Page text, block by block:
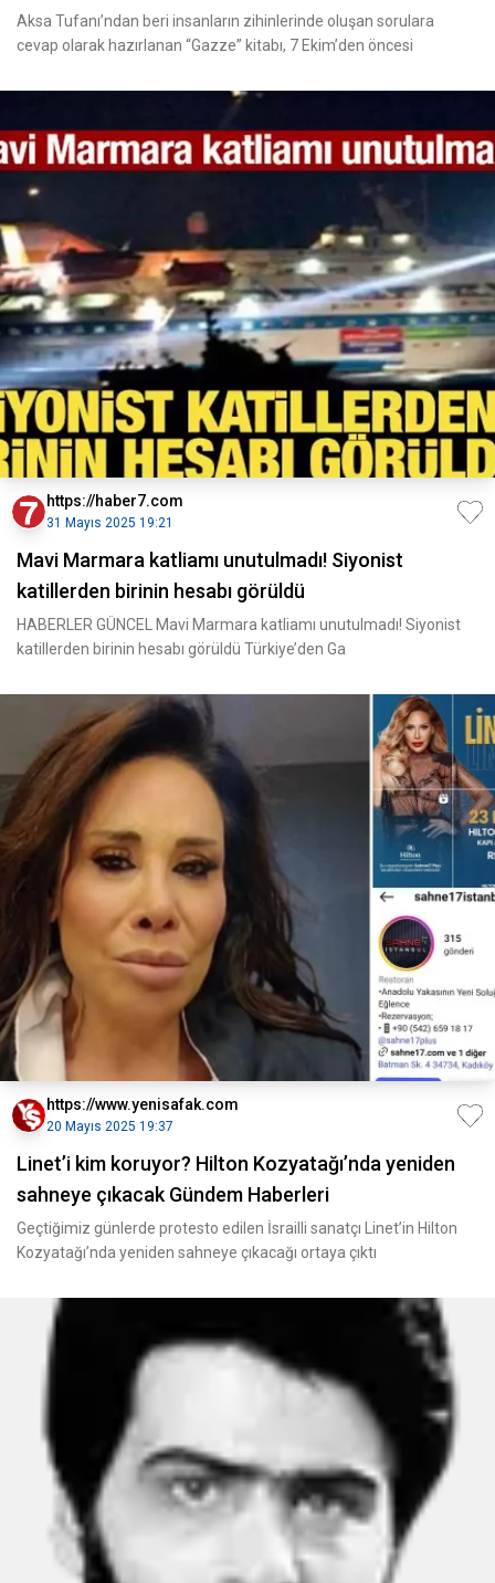
Aksa Tufanı’ndan beri insanların zihinlerinde oluşan sorulara
cevap olarak hazırlanan “Gazze” kitabı, 7 Ekim’den öncesi
https://haber7.com
31 Mayıs 2025 19:21
Mavi Marmara katliamı unutulmadı! Siyonist
katillerden birinin hesabı görüldü
HABERLER GÜNCEL Mavi Marmara katliamı unutulmadı! Siyonist
katillerden birinin hesabı görüldü Türkiye’den Ga
https://www.yenisafak.com
20 Mayıs 2025 19:37
Linet’i kim koruyor? Hilton Kozyatağı’nda yeniden
sahneye çıkacak Gündem Haberleri
Geçtiğimiz günlerde protesto edilen İsrailli sanatçı Linet’in Hilton
Kozyatağı’nda yeniden sahneye çıkacağı ortaya çıktı